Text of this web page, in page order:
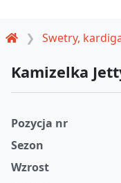
Swetry,
Kamizelka
Pozycja nr
Sezon
Wzrost